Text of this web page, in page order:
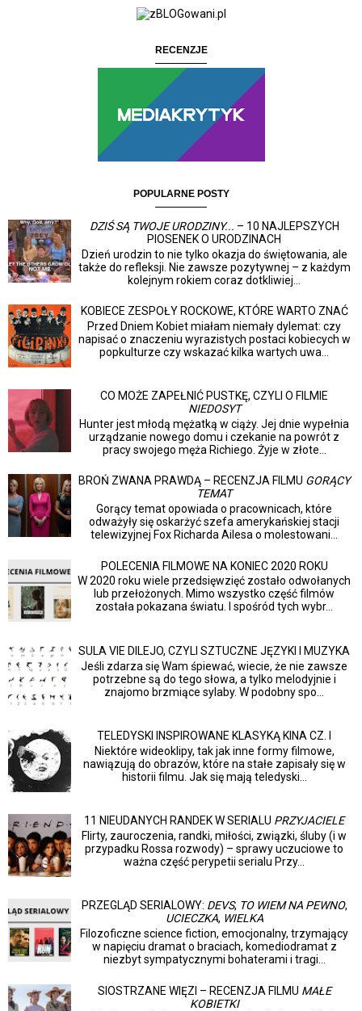
RECENZJE
POPULARNE POSTY
DZIŚ SĄ TWOJE URODZINY... – 10 NAJLEPSZYCH
PIOSENEK O URODZINACH
Dzień urodzin to nie tylko okazja do świętowania, ale
także do refleksji. Nie zawsze pozytywnej – z każdym
kolejnym rokiem coraz dotkliwiej...
KOBIECE ZESPOŁY ROCKOWE, KTÓRE WARTO ZNAĆ
Przed Dniem Kobiet miałam niemały dylemat: czy
napisać o znaczeniu wyrazistych postaci kobiecych w
popkulturze czy wskazać kilka wartych uwa...
CO MOŻE ZAPEŁNIĆ PUSTKĘ, CZYLI O FILMIE
NIEDOSYT
Hunter jest młodą mężatką w ciąży. Jej dnie wypełnia
urządzanie nowego domu i czekanie na powrót z
pracy swojego męża Richiego. Żyje w złote...
BROŃ ZWANA PRAWDĄ – RECENZJA FILMU GORĄCY
TEMAT
Gorący temat opowiada o pracownicach, które
odważyły się oskarżyć szefa amerykańskiej stacji
telewizyjnej Fox Richarda Ailesa o molestowani...
POLECENIA FILMOWE NA KONIEC 2020 ROKU
W 2020 roku wiele przedsięwzięć zostało odwołanych
lub przełożonych. Mimo wszystko część filmów
została pokazana światu. I spośród tych wybr...
SULA VIE DILEJO, CZYLI SZTUCZNE JĘZYKI I MUZYKA
Jeśli zdarza się Wam śpiewać, wiecie, że nie zawsze
potrzebne są do tego słowa, a tylko melodyjnie i
znajomo brzmiące sylaby. W podobny spo...
TELEDYSKI INSPIROWANE KLASYKĄ KINA CZ. I
Niektóre wideoklipy, tak jak inne formy filmowe,
nawiązują do obrazów, które na stałe zapisały się w
historii filmu. Jak się mają teledyski...
11 NIEUDANYCH RANDEK W SERIALU PRZYJACIELE
Flirty, zauroczenia, randki, miłości, związki, śluby (i w
przypadku Rossa rozwody) – sprawy uczuciowe to
ważna część perypetii serialu Przy...
PRZEGLĄD SERIALOWY: DEVS, TO WIEM NA PEWNO,
UCIECZKA, WIELKA
Filozoficzne science fiction, emocjonalny, trzymający
w napięciu dramat o braciach, komediodramat z
niezbyt sympatycznymi bohaterami i tragi...
SIOSTRZANE WIĘZI – RECENZJA FILMU MAŁE
KOBIETKI